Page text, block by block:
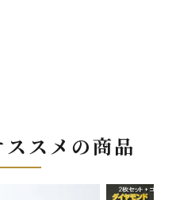
スメの商品